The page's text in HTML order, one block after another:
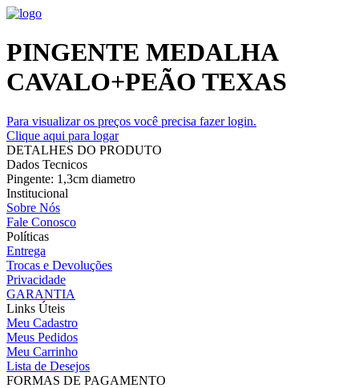
PINGENTE MEDALHA
CAVALO+PEÃO TEXAS
Para visualizar os preços você precisa fazer login.
Clique aqui para logar
DETALHES DO PRODUTO
Dados Tecnicos
Pingente: 1,3cm diametro
Institucional
Sobre Nós
Fale Conosco
Políticas
Entrega
Trocas e Devoluções
Privacidade
GARANTIA
Links Úteis
Meu Cadastro
Meus Pedidos
Meu Carrinho
Lista de Desejos
FORMAS DE PAGAMENTO